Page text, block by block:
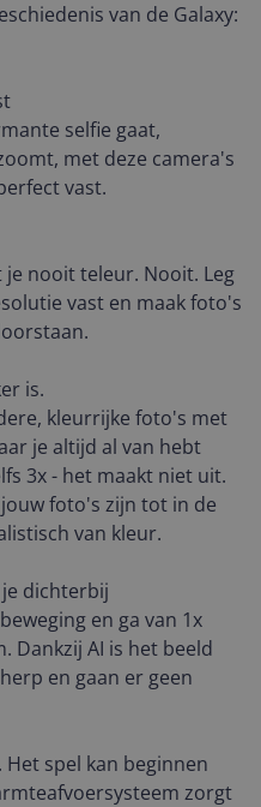
van de Galaxy:
selfie gaat,
met deze camera's
vast.
nooit teleur. Nooit. Leg
vast en maak foto's
is.
kleurrijke foto's met
je altijd al van hebt
3x - het maakt niet uit.
foto's zijn tot in de
van kleur.
dichterbij
en ga van 1x
Dankzij AI is het beeld
en gaan er geen
spel kan beginnen
zorgt